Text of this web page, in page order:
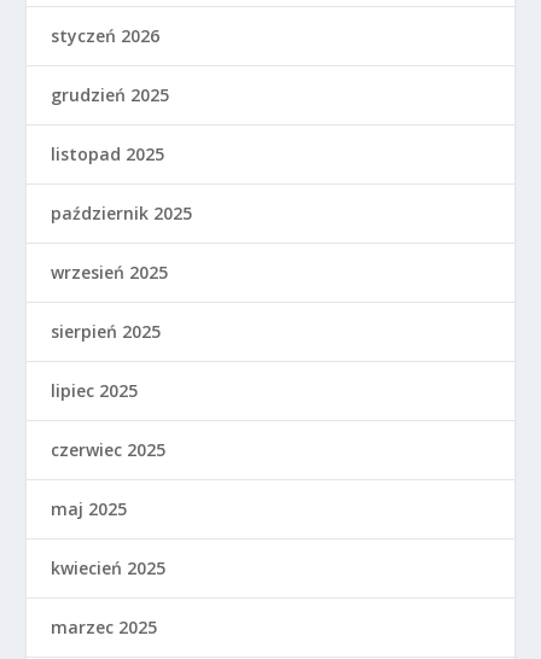
styczeń 2026
grudzień 2025
listopad 2025
październik 2025
wrzesień 2025
sierpień 2025
lipiec 2025
czerwiec 2025
maj 2025
kwiecień 2025
marzec 2025